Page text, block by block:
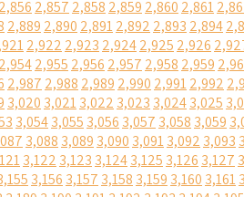
2,856 2,857 2,858 2,859 2,860 2,861
2,889 2,890 2,8912,892 2,893 2,894
2,922 2,923 2,9242,925 2,926
2,9542,955 2,956 2,957 2,958 2,959
2,987 2,988 2,989 2,990 2,9912,992
3,020 3,0213,022 3,023 3,0243,025
3,0543,055 3,056 3,057 3,058 3,059
3,088 3,089 3,090 3,0913,092 3,093
3,122 3,123 3,1243,125 3,126 3,127
3,156 3,157 3,158 3,159 3,160 3,161